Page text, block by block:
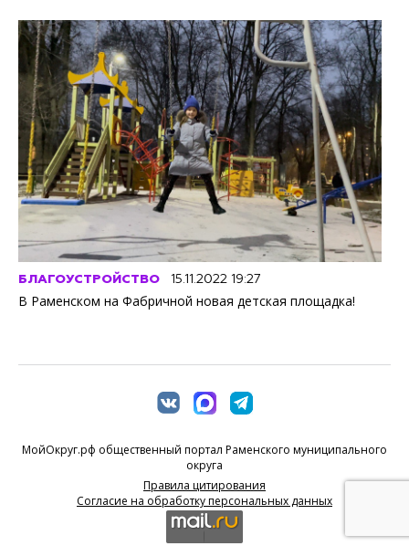
БЛАГОУСТРОЙСТВО 15.11.2022 19:27
В Раменском на Фабричной новая детская площадка!
МойОкруг.рф общественный портал Раменского муниципального
округа
Правила цитирования
Согласие на обработку персональных данных